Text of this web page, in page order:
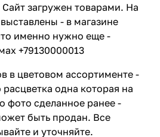
загружен товарами. На
- в магазине
именно нужно еще -
+79130000013
в цветовом ассортименте -
одна которая на
фото сделанное ранее -
быть продан. Все
и уточняйте.